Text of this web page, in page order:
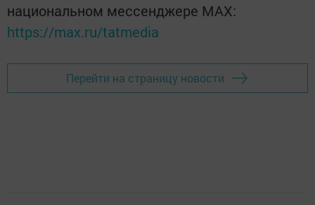
национальном мессенджере MАХ:
https://max.ru/tatmedia
Перейти на страницу новости